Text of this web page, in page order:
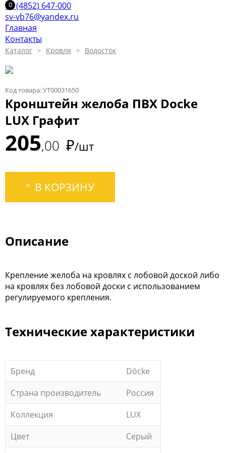
+7 (4852) 647-000
sv-vb76@yandex.ru
Главная
Контакты
Каталог Кровля Водосток
Код товара: УТ00031650
Кронштейн желоба ПВХ Docke
LUX Графит
205 00 ₽/шт
В КОРЗИНУ
Описание
Крепление желоба на кровлях с лобовой доской либо
на кровлях без лобовой доски с использованием
регулируемого крепления.
Технические характеристики
Бренд
Döcke
Страна производитель
Россия
Коллекция
LUX
Цвет
Серый